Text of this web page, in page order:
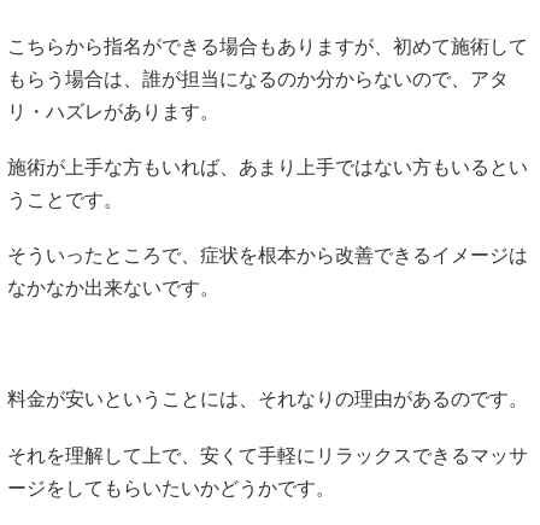
こちらから指名ができる場合もありますが、初めて施術して
もらう場合は、誰が担当になるのか分からないので、アタ
リ・ハズレがあります。
施術が上手な方もいれば、あまり上手ではない方もいるとい
うことです。
そういったところで、症状を根本から改善できるイメージは
なかなか出来ないです。
料金が安いということには、それなりの理由があるのです。
それを理解して上で、安くて手軽にリラックスできるマッサ
ージをしてもらいたいかどうかです。